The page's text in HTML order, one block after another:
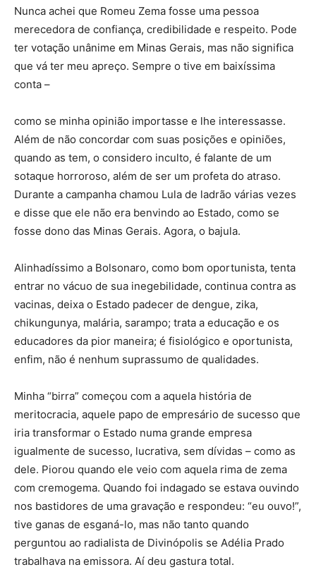
Nunca achei que Romeu Zema fosse uma pessoa
merecedora de confiança, credibilidade e respeito. Pode
ter votação unânime em Minas Gerais, mas não significa
que vá ter meu apreço. Sempre o tive em baixíssima
conta –
como se minha opinião importasse e lhe interessasse.
Além de não concordar com suas posições e opiniões,
quando as tem, o considero inculto, é falante de um
sotaque horroroso, além de ser um profeta do atraso.
Durante a campanha chamou Lula de ladrão várias vezes
e disse que ele não era benvindo ao Estado, como se
fosse dono das Minas Gerais. Agora, o bajula.
Alinhadíssimo a Bolsonaro, como bom oportunista, tenta
entrar no vácuo de sua inegebilidade, continua contra as
vacinas, deixa o Estado padecer de dengue, zika,
chikungunya, malária, sarampo; trata a educação e os
educadores da pior maneira; é fisiológico e oportunista,
enfim, não é nenhum suprassumo de qualidades.
Minha “birra” começou com a aquela história de
meritocracia, aquele papo de empresário de sucesso que
iria transformar o Estado numa grande empresa
igualmente de sucesso, lucrativa, sem dívidas – como as
dele. Piorou quando ele veio com aquela rima de zema
com cremogema. Quando foi indagado se estava ouvindo
nos bastidores de uma gravação e respondeu: “eu ouvo!”,
tive ganas de esganá-lo, mas não tanto quando
perguntou ao radialista de Divinópolis se Adélia Prado
trabalhava na emissora. Aí deu gastura total.